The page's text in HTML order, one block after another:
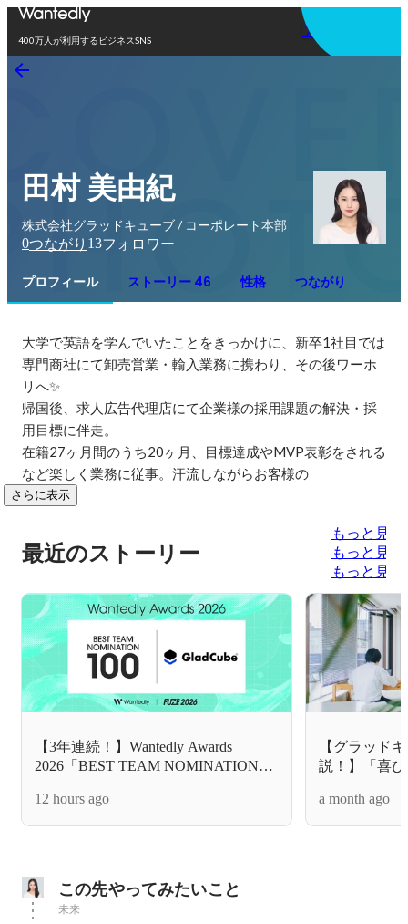
400万人が利用するビジネスSNS
アプリを使う
田村 美由紀
株式会社グラッドキューブ / コーポレート本部
0つながり 13フォロワー
プロフィール ストーリー 46 性格 つながり
大学で英語を学んでいたことをきっかけに、新卒1社目では
専門商社にて卸売営業・輸入業務に携わり、その後ワーホ
リへ✨
帰国後、求人広告代理店にて企業様の採用課題の解決・採
用目標に伴走。
在籍27ヶ月間のうち20ヶ月、目標達成やMVP表彰をされる
など楽しく業務に従事。汗流しながらお客様の
さらに表示
最近のストーリー
もっと見る
もっと見る
もっと見る
【3年連続！】Wantedly Awards
2026「BEST TEAM NOMINATION
ト！
12 hours ago
【グラッド
説！】「喜
a month ago
この先やってみたいこと
未来